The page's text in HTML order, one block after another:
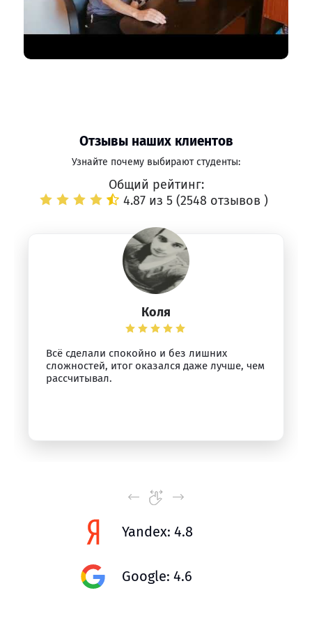
Отзывы наших клиентов
Узнайте почему выбирают студенты:
Общий рейтинг:
4.87 из 5 (2548 отзывов )
Коля
Всё сделали спокойно и без лишних
сложностей, итог оказался даже лучше, чем
рассчитывал.
Yandex: 4.8
Google: 4.6